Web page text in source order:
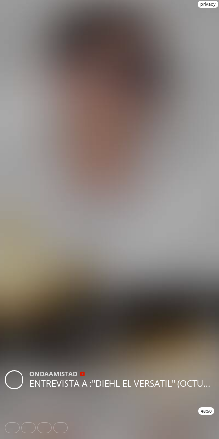
privacy
ONDAAMISTAD
ENTREVISTA A :"DIEHL EL VERSATIL" (OCTUBRE 2015)
48:50
Share Like